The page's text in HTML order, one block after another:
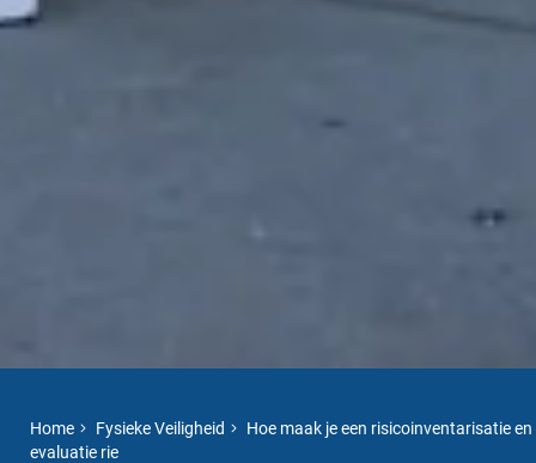
Home Fysieke Veiligheid
Hoe maak je een risicoinventarisatie en
evaluatie rie